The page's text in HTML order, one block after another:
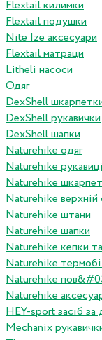
Flextail килимки
Flextail подушки
Nite Ize аксесуари
Flextail матраци
Litheli насоси
Одяг
DexShell
DexShell рукавички
DexShell шапки
Naturehike одяг
Naturehike
Naturehike
Naturehike верхній
Naturehike штани
Naturehike шапки
Naturehike кепки
Naturehike
Naturehike
Naturehike
HEY-sport засіб за
Mechanix